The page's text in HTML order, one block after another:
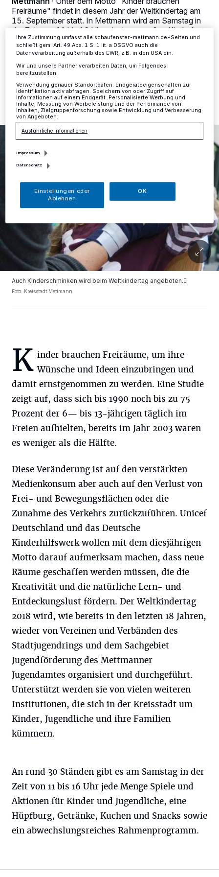
Freiräume" findet in diesem Jahr der Weltkindertag am
15. September statt. In Mettmann wird am Samstag in
der Zeit von 11 bis 16 Uhr mit einem großen Kinderfest
auf dem Königshofplatz gefeiert.
14.09.2018 , 13:31 Uhr Eine Minute Lesezeit
Auch Kinderschminken wird beim Weltkindertag angeboten.
Foto: Kreisstadt Mettmann
K inder brauchen Freiräume, um ihre
Wünsche und Ideen einzubringen und
damit ernstgenommen zu werden. Eine Studie
zeigt auf, dass sich bis 1990 noch bis zu 75
Prozent der 6— bis 13-jährigen täglich im
Freien aufhielten, bereits im Jahr 2003 waren
es weniger als die Hälfte.
Diese Veränderung ist auf den verstärkten
Medienkonsum aber auch auf den Verlust von
Frei- und Bewegungsflächen oder die
Zunahme des Verkehrs zurückzuführen. Unicef
Deutschland und das Deutsche
Kinderhilfswerk wollen mit dem diesjährigen
Motto darauf aufmerksam machen, dass neue
Räume geschaffen werden müssen, die die
Kreativität und die natürliche Lern- und
Entdeckungslust fördern. Der Weltkindertag
2018 wird, wie bereits in den letzten 18 Jahren,
wieder von Vereinen und Verbänden des
Stadtjugendrings und dem Sachgebiet
Jugendförderung des Mettmanner
Jugendamtes organisiert und durchgeführt.
Unterstützt werden sie von vielen weiteren
Institutionen, die sich in der Kreisstadt um
Kinder, Jugendliche und ihre Familien
kümmern.
An rund 30 Ständen gibt es am Samstag in der
Zeit von 11 bis 16 Uhr jede Menge Spiele und
Aktionen für Kinder und Jugendliche, eine
Hüpfburg, Getränke, Kuchen und Snacks sowie
ein abwechslungsreiches Rahmenprogramm.
ändern oder Ihre Einwilligung zu widerrufen, indem Sie auf den Link
Einstellungen oder Ablehnen am unteren Rand der Webseite klicken.
Ihre Einstellungen gelten innerhalb unseres Website. Weitere
Informationen finden Sie in unserer Datenschutzerklärung.
Ihre Zustimmung umfasst alle schaufenster-mettmann.de-Seiten und
schließt gem. Art. 49 Abs. 1 S. 1 lit. a DSGVO auch die
Datenverarbeitung außerhalb des EWR, z.B. in den USA ein.
Wir und unsere Partner verarbeiten Daten, um Folgendes
bereitzustellen:
Verwendung genauer Standortdaten. Endgeräteeigenschaften zur
Identifikation aktiv abfragen. Speichern von oder Zugriff auf
Informationen auf einem Endgerät. Personalisierte Werbung und
Inhalte, Messung von Werbeleistung und der Performance von
Inhalten, Zielgruppenforschung sowie Entwicklung und Verbesserung
von Angeboten.
Ausführliche Informationen
Impressum
Datenschutz
Einstellungen oder
Ablehnen
OK